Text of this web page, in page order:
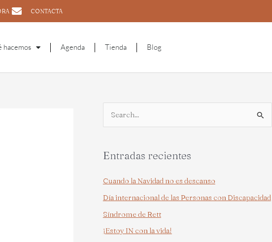
CONTACTA
hacemos Agenda Tienda Blog
c
o
r
Entradas recientes
Cuando la Navidad no es descanso
Día internacional de las Personas con Discapacidad
Síndrome de Rett
¡Estoy IN con la vida!